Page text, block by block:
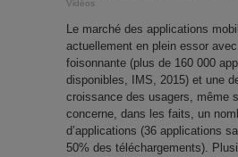
Vidéos
Le marché des applications
actuellement en plein essor
foisonnante (plus de 160 000
disponibles, IMS, 2015) et une
croissance des usagers, même
concerne, dans les faits, un
d’applications (36 applications
50% des téléchargements).